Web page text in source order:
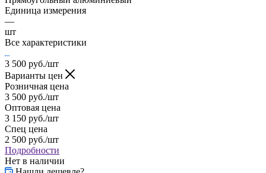
Единица измерения
—
шт
Все характеристики
3 500 руб./шт
Варианты цен
Розничная цена
3 500 руб./шт
Оптовая цена
3 150 руб./шт
Спец цена
2 500 руб./шт
Подробности
Нет в наличии